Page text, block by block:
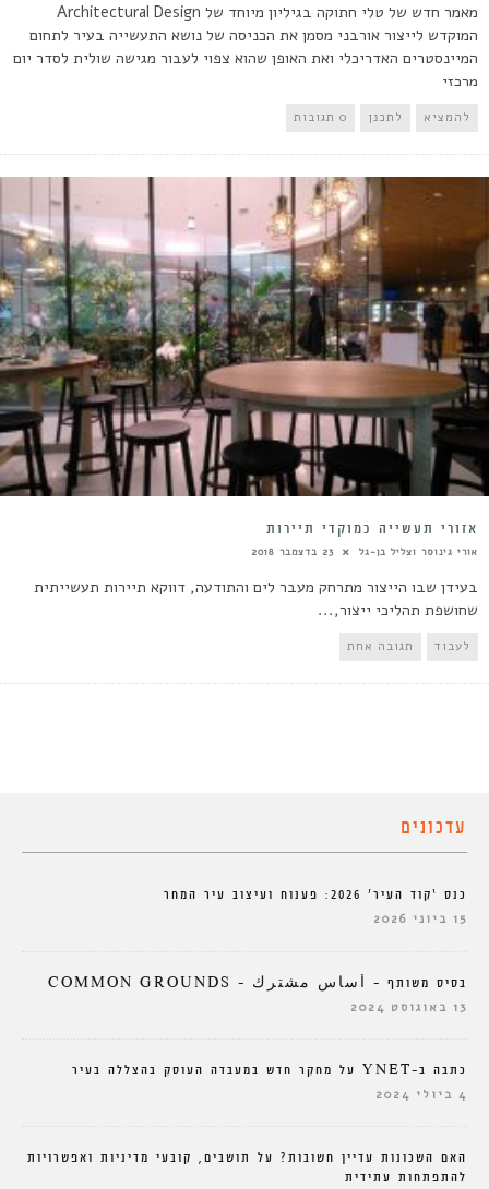
מאמר חדש של טלי חתוקה בגיליון מיוחד של Architectural Design
המוקדש לייצור אורבני מסמן את הכניסה של נושא התעשייה בעיר לתחום
המיינסטרים האדריכלי ואת האופן שהוא צפוי לעבור מגישה שולית לסדר יום
מרכזי
להמציא לתכנן 0 תגובות
אזורי תעשייה כמוקדי תיירות
אורי גינוסר וצליל בן-גל 23 בדצמבר 2018
בעידן שבו הייצור מתרחק מעבר לים והתודעה, דווקא תיירות תעשייתית
שחושפת תהליכי ייצור,...
לעבוד תגובה אחת
עדכונים
כנס ‘קוד העיר’ 2026: פענוח ועיצוב עיר המחר
15 ביוני 2026
בסיס משותף – أساس مشترك – COMMON GROUNDS
13 באוגוסט 2024
כתבה ב-YNET על מחקר חדש במעבדה העוסק בהצללה בעיר
4 ביולי 2024
האם השכונות עדיין חשובות? על תושבים, קובעי מדיניות ואפשרויות
להתפתחות עתידית